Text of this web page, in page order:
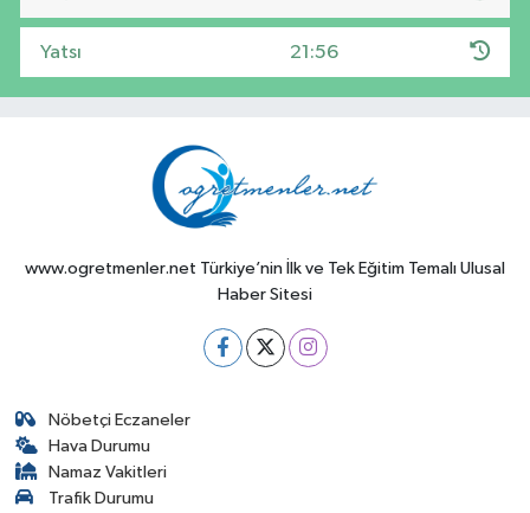
Yatsı 21:56
www.ogretmenler.net Türkiye’nin İlk ve Tek Eğitim Temalı Ulusal
Haber Sitesi
Nöbetçi Eczaneler
Hava Durumu
Namaz Vakitleri
Trafik Durumu